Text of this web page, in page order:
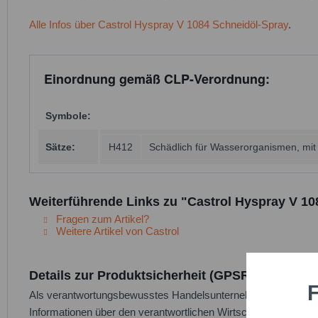
Alle Infos über Castrol Hyspray V 1084 Schneidöl-Spray.
Einordnung gemäß CLP-Verordnung:
Symbole:
Sätze: H412 Schädlich für Wasserorganismen,
Weiterführende Links zu "Castrol Hyspray V
Fragen zum Artikel?
Weitere Artikel von Castrol
Details zur Produktsicherheit (GPSR)
Als verantwortungsbewusstes Handelsunternehmen legen
Informationen über den verantwortlichen Wirtschaftsakteur